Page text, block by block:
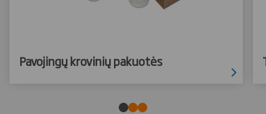
Pavojingų krovinių pakuotės